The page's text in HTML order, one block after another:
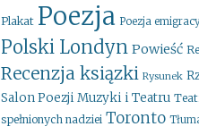
Plakat Poezja Poezja
Polski Londyn Powieść
Recenzja ksiązki Rysunek
Salon Poezji Muzyki i Teatru
spełnionych nadziei Toronto